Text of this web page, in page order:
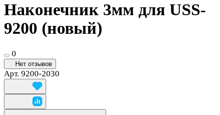
Наконечник 3мм для USS-
9200 (новый)
0
Нет отзывов
Арт. 9200-2030